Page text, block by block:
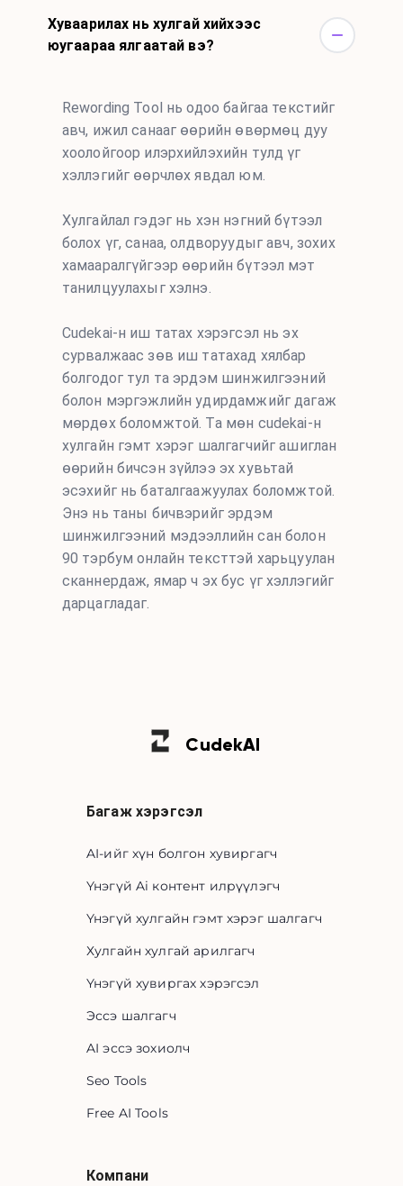
Хуваарилах нь хулгай хийхээс
юугаараа ялгаатай вэ?
Rewording Tool нь одоо байгаа текстийг
авч, ижил санааг өөрийн өвөрмөц дуу
хоолойгоор илэрхийлэхийн тулд үг
хэллэгийг өөрчлөх явдал юм.
Хулгайлал гэдэг нь хэн нэгний бүтээл
болох үг, санаа, олдворуудыг авч, зохих
хамааралгүйгээр өөрийн бүтээл мэт
танилцуулахыг хэлнэ.
Cudekai-н иш татах хэрэгсэл нь эх
сурвалжаас зөв иш татахад хялбар
болгодог тул та эрдэм шинжилгээний
болон мэргэжлийн удирдамжийг дагаж
мөрдөх боломжтой. Та мөн cudekai-н
хулгайн гэмт хэрэг шалгагчийг ашиглан
өөрийн бичсэн зүйлээ эх хувьтай
эсэхийг нь баталгаажуулах боломжтой.
Энэ нь таны бичвэрийг эрдэм
шинжилгээний мэдээллийн сан болон
90 тэрбум онлайн тексттэй харьцуулан
сканнердаж, ямар ч эх бус үг хэллэгийг
дарцагладаг.
CudekAI
Багаж хэрэгсэл
AI-ийг хүн болгон хувиргагч
Үнэгүй Ai контент илрүүлэгч
Үнэгүй хулгайн гэмт хэрэг шалгагч
Хулгайн хулгай арилгагч
Үнэгүй хувиргах хэрэгсэл
Эссэ шалгагч
AI эссэ зохиолч
Seo Tools
Free AI Tools
Компани